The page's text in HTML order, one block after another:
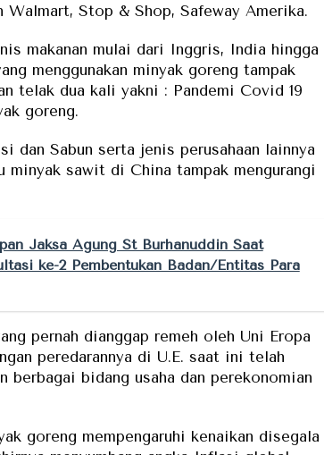
Walmart, Stop & Shop, Safeway Amerika.
makanan mulai dari Inggris, India hingga
menggunakan minyak goreng tampak
telak dua kali yakni : Pandemi Covid 19
goreng.
dan Sabun serta jenis perusahaan lainnya
minyak sawit di China tampak mengurangi
Jaksa Agung St Burhanuddin Saat
ke-2 Pembentukan Badan/Entitas Para
pernah dianggap remeh oleh Uni Eropa
peredarannya di U.E. saat ini telah
berbagai bidang usaha dan perekonomian
goreng mempengaruhi kenaikan disegala